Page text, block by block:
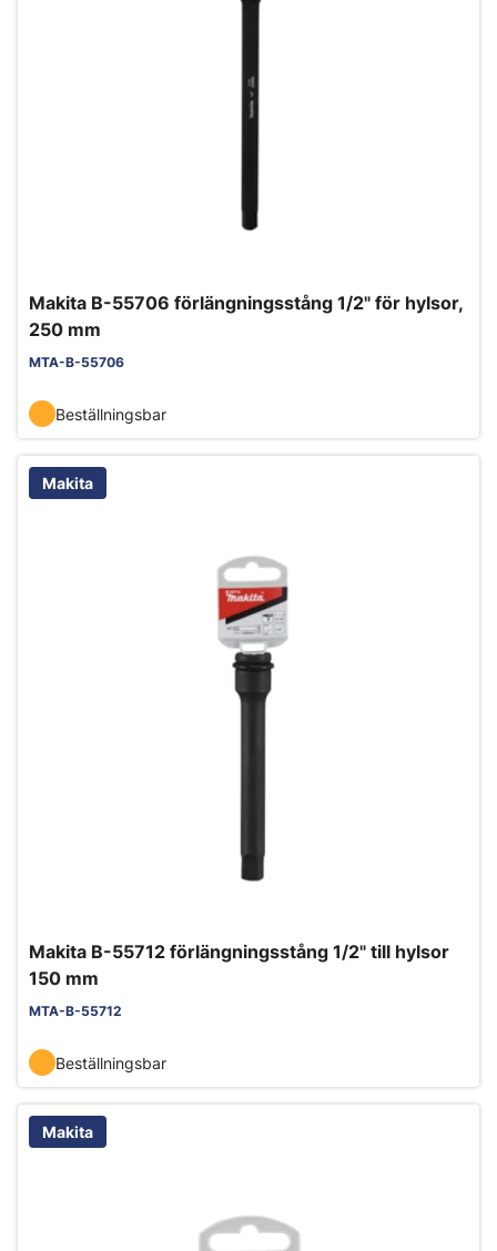
Makita B-55706 förlängningsstång 1/2" för hylsor,
250 mm
MTA-B-55706
Beställningsbar
Makita
Makita B-55712 förlängningsstång 1/2" till hylsor
150 mm
MTA-B-55712
Beställningsbar
Makita